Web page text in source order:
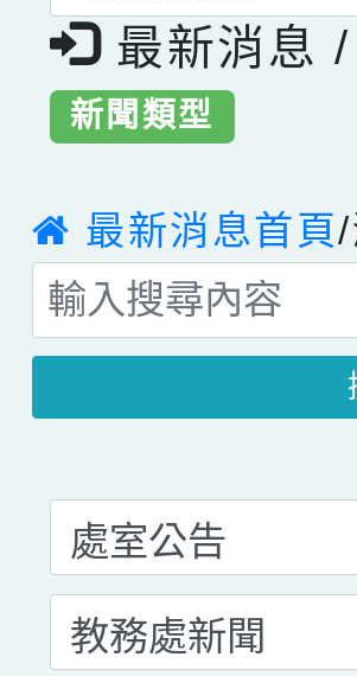
最新消息 /
新聞類型
最新消息首頁